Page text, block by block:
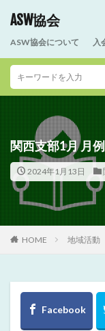
ASW協会
ASW協会について 入
関西支部1月 月
2024年1月13日
HOME 地域活動